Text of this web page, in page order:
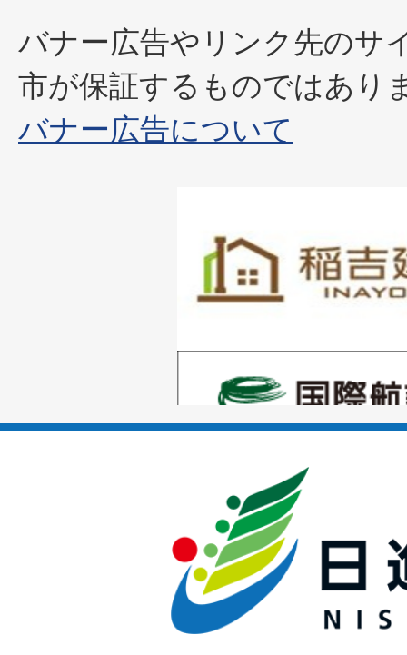
バナー広告やリンク先のサ
市が保証するものではあり
バナー広告について
枚
目
ラ
枚
ス
ラ
イ
1
枚
目